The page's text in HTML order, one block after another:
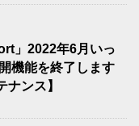
」2022年6月いっ
機能を終了します
ナンス】